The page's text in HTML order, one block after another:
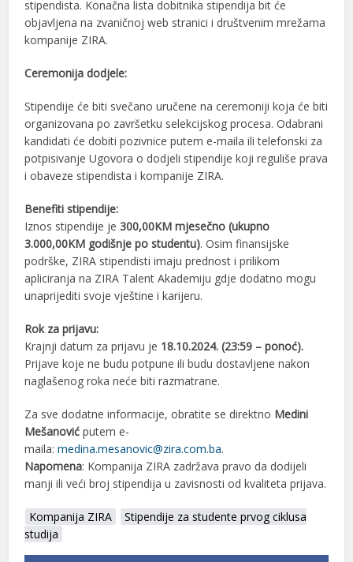
stipendista. Konačna lista dobitnika stipendija bit će
objavljena na zvaničnoj web stranici i društvenim mrežama
kompanije ZIRA.
Ceremonija dodjele:
Stipendije će biti svečano uručene na ceremoniji koja će biti
organizovana po završetku selekcijskog procesa. Odabrani
kandidati će dobiti pozivnice putem e-maila ili telefonski za
potpisivanje Ugovora o dodjeli stipendije koji reguliše prava
i obaveze stipendista i kompanije ZIRA.
Benefiti stipendije:
Iznos stipendije je300,00KM mjesečno (ukupno
3.000,00KM godišnje po studentu). Osim finansijske
podrške, ZIRA stipendisti imaju prednost i prilikom
apliciranja na ZIRA Talent Akademiju gdje dodatno mogu
unaprijediti svoje vještine i karijeru.
Rok zaprijavu:
Krajnji datum za prijavu je 18.10.2024. (23:59 – ponoć).
Prijave koje ne budu potpune ili budu dostavljene nakon
naglašenog roka neće biti razmatrane.
Za sve dodatne informacije, obratite se direktno Medini
Mešanović putem e-
maila:medina.mesanovic@zira.com.ba.
Napomena: Kompanija ZIRA zadržava pravo da dodijeli
manji ili veći broj stipendija u zavisnosti od kvaliteta prijava.
Kompanija ZIRA
Stipendije za studente prvog ciklusa
studija